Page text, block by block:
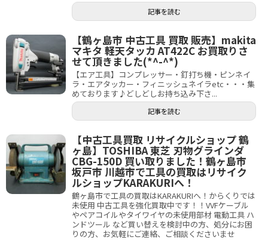
記事を読む
【鶴ヶ島市 中古工具 買取 販売】makita
マキタ 軽天タッカ AT422C お買取りさ
せて頂きました(*^-^*)
【エア工具】コンプレッサー・釘打ち機・ピンネイ
ラ・エアタッカー・フィニッシュネイラetc・・・集
めております♪どしどしお持ち込み下さ...
記事を読む
【中古工具買取 リサイクルショップ 鶴
ヶ島】TOSHIBA 東芝 刃物グラインダ
CBG-150D 買い取りました！鶴ヶ島市
坂戸市 川越市で工具の買取はリサイク
ルショップKARAKURIへ！
鶴ヶ島市で工具の買取はKARAKURIへ！からくりでは
未使用 中古工具を強化買取中です！！VVFケーブル
やペアコイルやタイワイヤの未使用部材 電動工具 ハ
ンドツール など買い替えを検討中の方、処分にお困
りの方、お気軽にご連絡、ご相談くださいませ